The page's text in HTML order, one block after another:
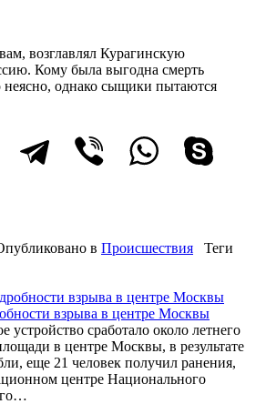
возглавлял Курагинскую
Кому была выгодна смерть
однако сыщики пытаются
в Происшествия Теги
взрыва в центре Москвы
устройство сработало около летнего
в центре Москвы, в результате
еще 21 человек получил ранения,
центре Национального